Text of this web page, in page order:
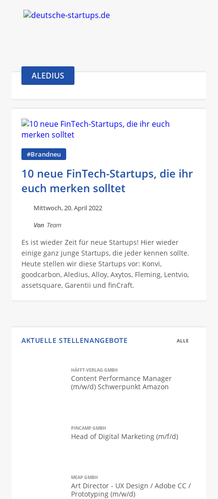
ALEDIUS
#Brandneu
10 neue FinTech-Startups, die ihr
euch merken solltet
Mittwoch, 20. April 2022
Von Team
Es ist wieder Zeit für neue Startups! Hier wieder
einige ganz junge Startups, die jeder kennen sollte.
Heute stellen wir diese Startups vor: Konvi,
goodcarbon, Aledius, Alloy, Axytos, Fleming, Lentvio,
assetsquare, Garentii und finCraft.
AKTUELLE STELLENANGEBOTE ALLE
HÄFFT-VERLAG GMBH
Content Performance Manager
(m/w/d) Schwerpunkt Amazon
PINCAMP GMBH
Head of Digital Marketing (m/f/d)
MEAP GMBH
Art Director - UX Design / Adobe CC /
Prototyping (m/w/d)